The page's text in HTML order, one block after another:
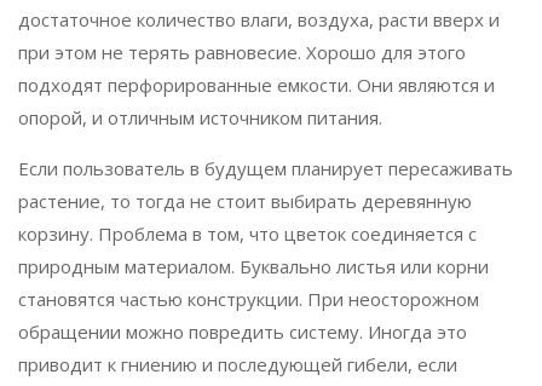
достаточное количество влаги, воздуха, расти вверх и
при этом не терять равновесие. Хорошо для этого
подходят перфорированные емкости. Они являются и
опорой, и отличным источником питания.
Если пользователь в будущем планирует пересаживать
растение, то тогда не стоит выбирать деревянную
корзину. Проблема в том, что цветок соединяется с
природным материалом. Буквально листья или корни
становятся частью конструкции. При неосторожном
обращении можно повредить систему. Иногда это
приводит к гниению и последующей гибели, если